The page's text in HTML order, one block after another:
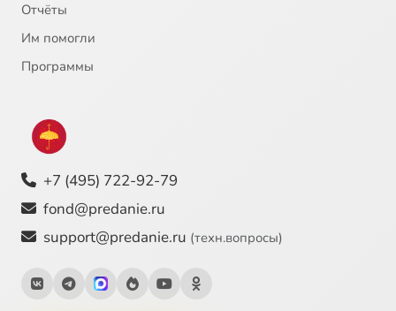
Отчёты
Им помогли
Программы
+7 (495) 722-92-79
fond@predanie.ru
support@predanie.ru (техн.вопросы)